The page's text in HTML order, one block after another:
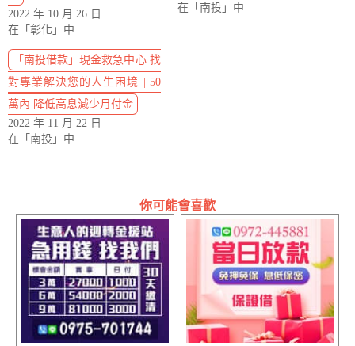
2022 年 10 月 26 日
在「彰化」中
在「南投」中
「南投借款」現金救急中心 找
對專業解決您的人生困境 | 50
萬內 降低高息減少月付金
2022 年 11 月 22 日
在「南投」中
你可能會喜歡